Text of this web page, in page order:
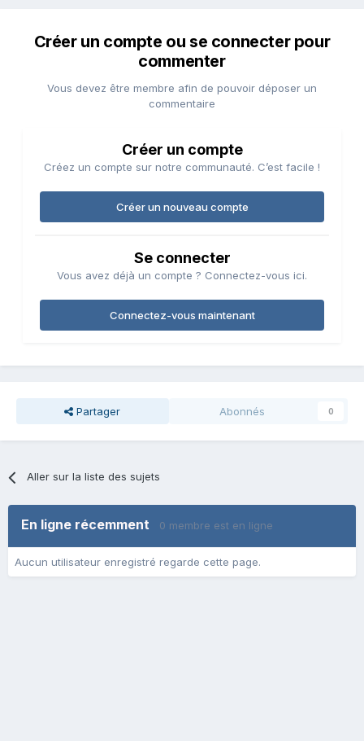
Créer un compte ou se connecter pour
commenter
Vous devez être membre afin de pouvoir déposer un
commentaire
Créer un compte
Créez un compte sur notre communauté. C’est facile !
Créer un nouveau compte
Se connecter
Vous avez déjà un compte ? Connectez-vous ici.
Connectez-vous maintenant
Partager Abonnés 0
Aller sur la liste des sujets
En ligne récemment 0 membre est en ligne
Aucun utilisateur enregistré regarde cette page.